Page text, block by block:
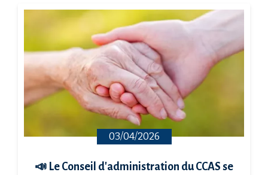
03/04/2026
📣 Le Conseil d'administration du CCAS se